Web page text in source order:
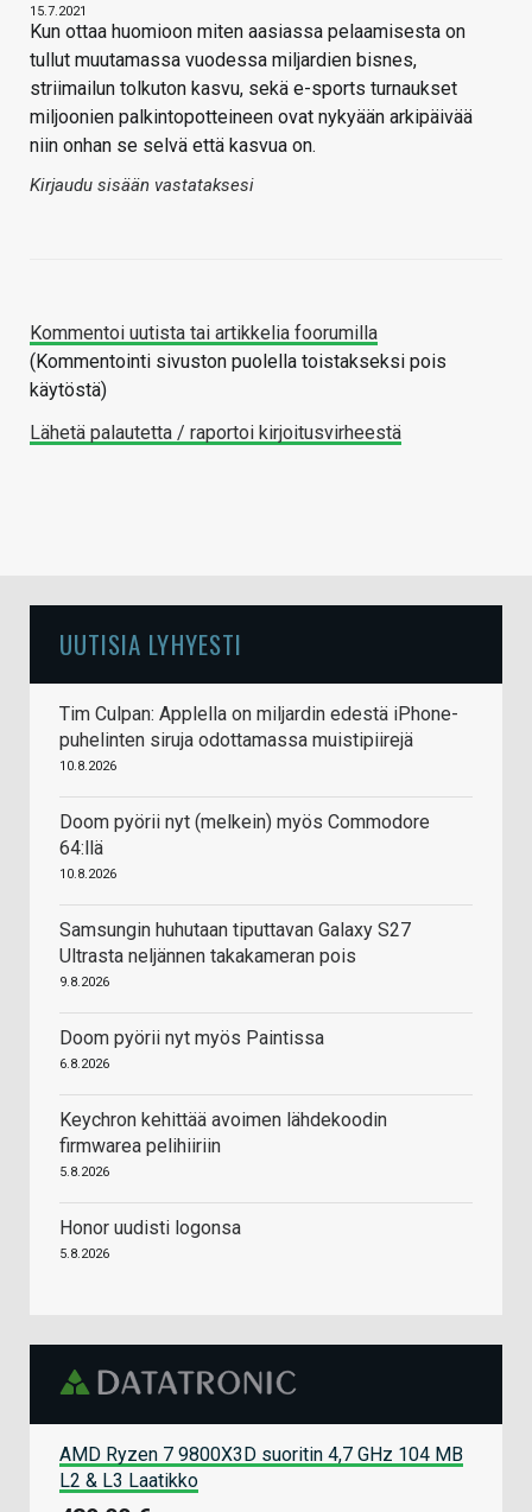
15.7.2021
Kun ottaa huomioon miten aasiassa pelaamisesta on
tullut muutamassa vuodessa miljardien bisnes,
striimailun tolkuton kasvu, sekä e-sports turnaukset
miljoonien palkintopotteineen ovat nykyään arkipäivää
niin onhan se selvä että kasvua on.
Kirjaudu sisään vastataksesi
Kommentoi uutista tai artikkelia foorumilla
(Kommentointi sivuston puolella toistakseksi pois
käytöstä)
Lähetä palautetta / raportoi kirjoitusvirheestä
UUTISIA LYHYESTI
Tim Culpan: Applella on miljardin edestä iPhone-
puhelinten siruja odottamassa muistipiirejä
10.8.2026
Doom pyörii nyt (melkein) myös Commodore
64:llä
10.8.2026
Samsungin huhutaan tiputtavan Galaxy S27
Ultrasta neljännen takakameran pois
9.8.2026
Doom pyörii nyt myös Paintissa
6.8.2026
Keychron kehittää avoimen lähdekoodin
firmwarea pelihiiriin
5.8.2026
Honor uudisti logonsa
5.8.2026
AMD Ryzen 7 9800X3D suoritin 4,7 GHz 104 MB
L2 & L3 Laatikko